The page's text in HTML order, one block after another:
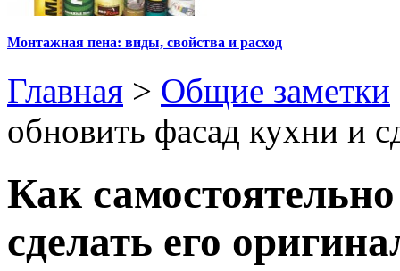
Монтажная пена: виды, свойства и расход
Главная > Общие заметки
обновить фасад кухни и
Как
сделать его